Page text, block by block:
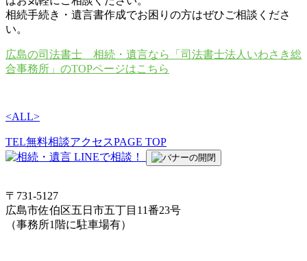
相続手続き・遺言書作成でお困りの方はぜひご相談くださ
い。
広島の司法書士 相続・遺言なら「司法書士法人いわさき総
合事務所」のTOPページはこちら
<ALL>
TEL無料相談アクセスPAGE TOP
〒731-5127
広島市佐伯区五日市五丁目11番23号
（事務所1階に駐車場有）